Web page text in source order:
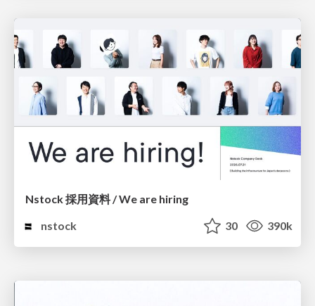
Nstock 採用資料 / We are hiring
nstock
30 390k